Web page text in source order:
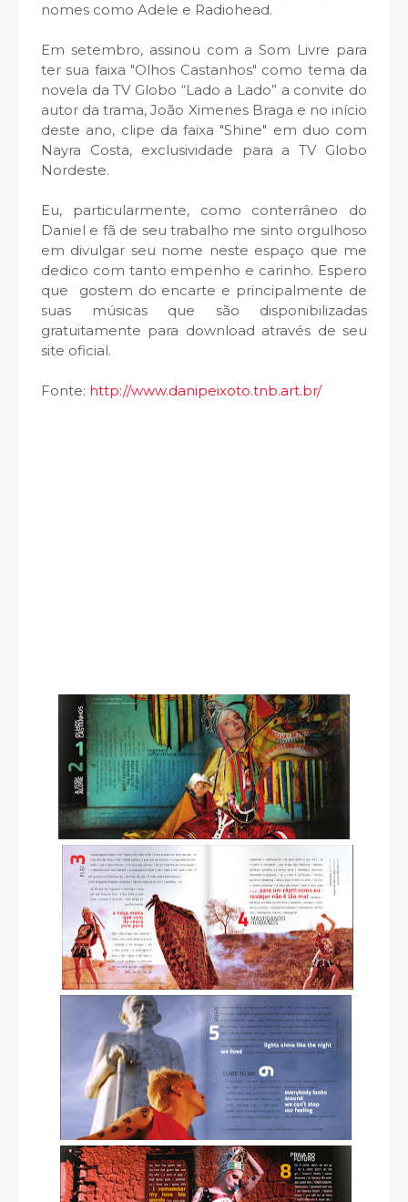
nomes como Adele e Radiohead.
Em setembro, assinou com a Som Livre para
ter sua faixa "Olhos Castanhos" como tema da
novela da TV Globo “Lado a Lado” a convite do
autor da trama, João Ximenes Braga e no início
deste ano, clipe da faixa "Shine" em duo com
Nayra Costa, exclusividade para a TV Globo
Nordeste.
Eu, particularmente, como conterrâneo do
Daniel e fã de seu trabalho me sinto orgulhoso
em divulgar seu nome neste espaço que me
dedico com tanto empenho e carinho. Espero
que gostem do encarte e principalmente de
suas músicas que são disponibilizadas
gratuitamente para download através de seu
site oficial.
Fonte: http://www.danipeixoto.tnb.art.br/